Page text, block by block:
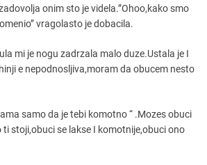
onim sto je videla.”Ohoo,kako smo
vragolasto je dobacila.
mi je nogu zadrzala malo duze.Ustala je I
e nepodnosljiva,moram da obucem nesto
samo da je tebi komotno “ .Mozes obuci
stoji,obuci se lakse I komotnije,obuci ono